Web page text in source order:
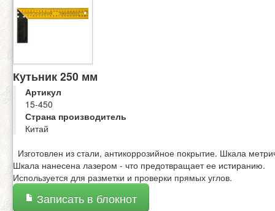
Кутьник 250 мм
Артикул
15-450
Страна производитель
Китай
Изготовлен из стали, антикоррозийное покрытие. Шкала
Шкала нанесена лазером - что предотвращает ее истиранию.
Используется для разметки и проверки прямых углов.
Записать в блокнот